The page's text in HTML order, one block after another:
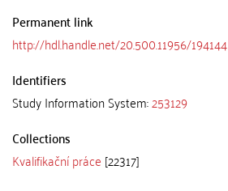
Permanent link
http://hdl.handle.net/20.500.11956/194144
Identifiers
Study Information System:253129
Collections
Kvalifikační práce [22317]